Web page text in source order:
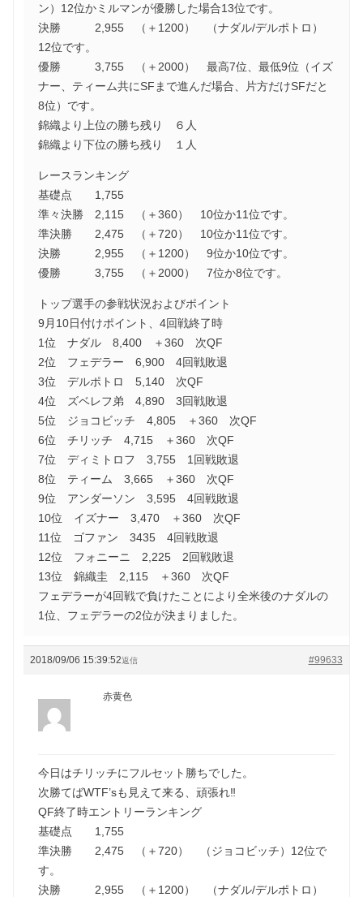
ン）12位かミルマンが優勝した場合13位です。
決勝 2,955 （＋1200） （ナダル/デルポトロ）
12位です。
優勝 3,755 （＋2000） 最高7位、最低9位（イズ
ナー、ティーム共にSFまで進んだ場合、片方だけSFだと
8位）です。
錦織より上位の勝ち残り ６人
錦織より下位の勝ち残り １人
レースランキング
基礎点 1,755
準々決勝 2,115 （＋360） 10位か11位です。
準決勝 2,475 （＋720） 10位か11位です。
決勝 2,955 （＋1200） 9位か10位です。
優勝 3,755 （＋2000） 7位か8位です。
トップ選手の参戦状況およびポイント
9月10日付けポイント、4回戦終了時
1位 ナダル 8,400 ＋360 次QF
2位 フェデラー 6,900 4回戦敗退
3位 デルポトロ 5,140 次QF
4位 ズベレフ弟 4,890 3回戦敗退
5位 ジョコビッチ 4,805 ＋360 次QF
6位 チリッチ 4,715 ＋360 次QF
7位 ディミトロフ 3,755 1回戦敗退
8位 ティーム 3,665 ＋360 次QF
9位 アンダーソン 3,595 4回戦敗退
10位 イズナー 3,470 ＋360 次QF
11位 ゴファン 3435 4回戦敗退
12位 フォニーニ 2,225 2回戦敗退
13位 錦織圭 2,115 ＋360 次QF
フェデラーが4回戦で負けたことにより全米後のナダルの
1位、フェデラーの2位が決まりました。
2018/09/06 15:39:52 #99633
返信
赤黄色
今日はチリッチにフルセット勝ちでした。
次勝てばWTF’sも見えて来る、頑張れ‼
QF終了時エントリーランキング
基礎点 1,755
準決勝 2,475 （＋720） （ジョコビッチ）12位で
す。
決勝 2,955 （＋1200） （ナダル/デルポトロ）